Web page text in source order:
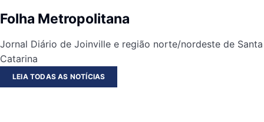
Folha Metropolitana
Jornal Diário de Joinville e região norte/nordeste de Santa
Catarina
LEIA TODAS AS NOTÍCIAS